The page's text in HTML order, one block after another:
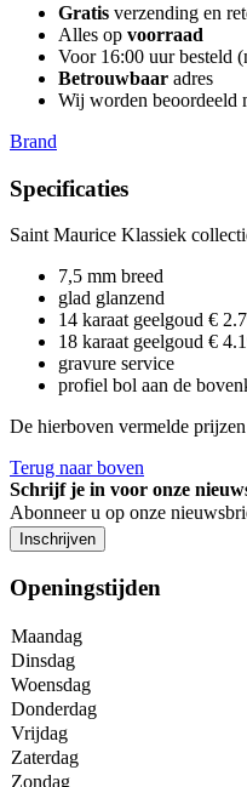
Gratis verzending en
Alles op voorraad
Voor 16:00 uur besteld
Betrouwbaar adres
Wij worden beoordeeld
Brand
Specificaties
Saint Maurice Klassiek
7,5 mm breed
glad glanzend
14 karaat geelgoud €
18 karaat geelgoud €
gravure service
profiel bol aan de
De hierboven vermelde
Terug naar boven
Schrijf je in voor onze
Abonneer u op onze
Inschrijven
Openingstijden
Maandag
Dinsdag
Woensdag
Donderdag
Vrijdag
Zaterdag
Zondag